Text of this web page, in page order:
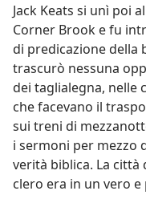
Jack Keats si unì poi
Corner Brook e fu
di predicazione della
trascurò nessuna
dei taglialegna, nelle
che facevano il
sui treni di
i sermoni per mezzo
verità biblica. La
clero era in un vero